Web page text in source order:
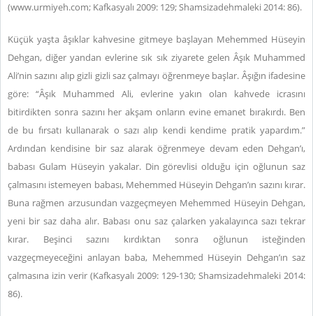
(www.urmiyeh.com; Kafkasyalı 2009: 129; Shamsizadehmaleki 2014: 86).
Küçük yaşta âşıklar kahvesine gitmeye başlayan Mehemmed Hüseyin
Dehgan, diğer yandan evlerine sık sık ziyarete gelen Âşık Muhammed
Ali’nin sazını alıp gizli gizli saz çalmayı öğrenmeye başlar. Âşığın ifadesine
göre: “Âşık Muhammed Ali, evlerine yakın olan kahvede icrasını
bitirdikten sonra sazını her akşam onların evine emanet bırakırdı. Ben
de bu fırsatı kullanarak o sazı alıp kendi kendime pratik yapardım.”
Ardından kendisine bir saz alarak öğrenmeye devam eden Dehgan’ı,
babası Gulam Hüseyin yakalar. Din görevlisi olduğu için oğlunun saz
çalmasını istemeyen babası, Mehemmed Hüseyin Dehgan’ın sazını kırar.
Buna rağmen arzusundan vazgeçmeyen Mehemmed Hüseyin Dehgan,
yeni bir saz daha alır. Babası onu saz çalarken yakalayınca sazı tekrar
kırar. Beşinci sazını kırdıktan sonra oğlunun isteğinden
vazgeçmeyeceğini anlayan baba, Mehemmed Hüseyin Dehgan’ın saz
çalmasına izin verir (Kafkasyalı 2009: 129-130; Shamsizadehmaleki 2014:
86).